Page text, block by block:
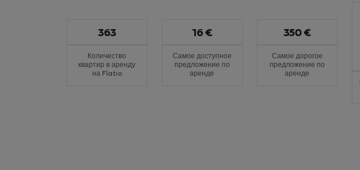
Количество
квартир в аренду
на Flatio
363
Самое доступное
предложение по
аренде
16 €
Самое дорогое
предложение по
аренде
350 €